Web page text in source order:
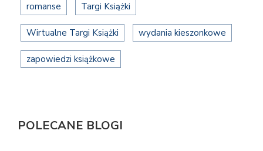
romanse Targi Książki
Wirtualne Targi Książki wydania kieszonkowe
zapowiedzi książkowe
POLECANE BLOGI